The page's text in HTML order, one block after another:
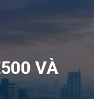
VÀ